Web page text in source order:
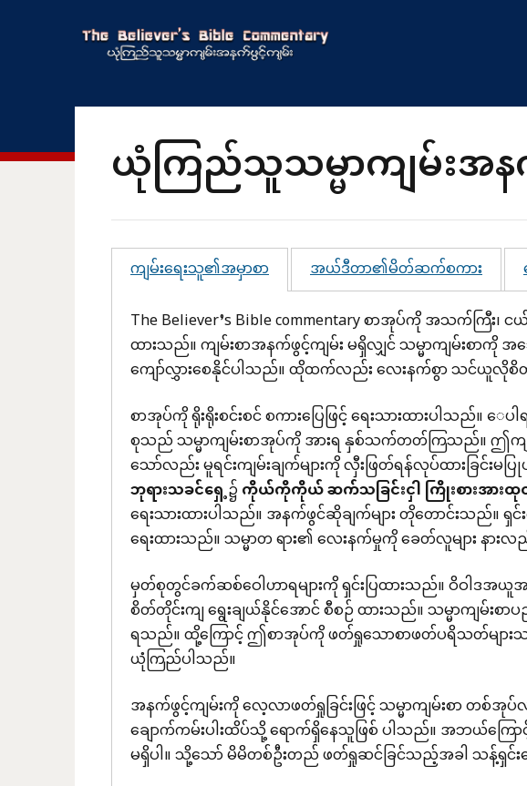
ယုံကြည်သူသမ္မာကျမ်းအန
ကျမ်းရေးသူ၏အမှာစာ အယ်ဒီတာ၏မိတ်ဆက်စကား
The Believer’s Bible commentary စာအုပ်ကို အသက်ကြီး
ထားသည်။ ကျမ်းစာအနက်ဖွင့်ကျမ်း မရှိလျှင် သမ္မာကျမ်းစ
ကျော်လွှားစေနိုင်ပါသည်။ ထိုထက်လည်း လေးနက်စွာ သင်ယူလိုစိ
စာအုပ်ကို ရိုးရိုးစင်းစင် စကားပြေဖြင့် ရေးသားထားပါသည်။ ေ
စုသည် သမ္မာကျမ်းစာအုပ်ကို အားရ နှစ်သက်တတ်ကြသည်။ ဤက
သော်လည်း မူရင်းကျမ်းချက်များကို လှီးဖြတ်ရန်လုပ်ထားခြင်းမပြု
ဘုရားသခင်ရှေ့၌ကိုယ်ကိုကိုယ်ဆက်သခြင်းငှါကြိုးစားအား
ရေးသားထားပါသည်။ အနက်ဖွင်ဆိုချက်များ တိုတောင်းသည်။ ရှ
ရေးထားသည်။ သမ္မာတ ရား၏ လေးနက်မှုကို ခေတ်လူများ နာ
မှတ်စုတွင်ခက်ဆစ်ဝေါဟာရများကို ရှင်းပြထားသည်။ ဝိဝါဒအယူ
စိတ်တိုင်းကျ ရွေးချယ်နိုင်အောင် စီစဉ် ထားသည်။ သမ္မာကျ
ရသည်။ ထို့ကြောင့် ဤစာအုပ်ကို ဖတ်ရှုသောစာဖတ်ပရိသတ်မျ
ယုံကြည်ပါသည်။
အနက်ဖွင့်ကျမ်းကို လေ့လာဖတ်ရှုခြင်းဖြင့် သမ္မာကျမ်းစာ
ချောက်ကမ်းပါးထိပ်သို့ ရောက်ရှိနေသူဖြစ် ပါသည်။ အဘယ်က
မရှိပါ။ သို့သော် မိမိတစ်ဦးတည် ဖတ်ရှုဆင်ခြင်သည့်အခါ သန့်ရှင်